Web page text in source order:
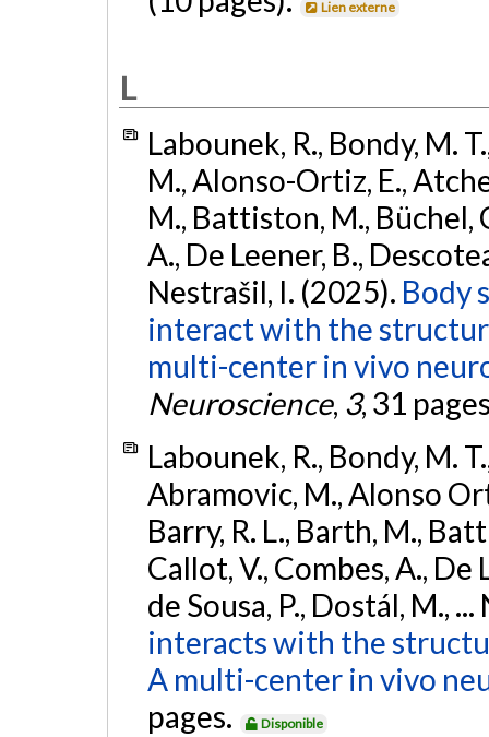
Lien externe
L
Labounek, R., Bondy, M.
M., Alonso-Ortiz, E.,
M., Battiston, M., Büchel,
A., De Leener, B.,
Nestrašil, I. (2025). Body
interact with the
multi-center in vivo
Neuroscience, 3, 31
Labounek, R., Bondy, M.
Abramovic, M., Alonso
Barry, R. L., Barth, M.,
Callot, V., Combes, A.,
de Sousa, P., Dostál, M.,
interacts with the
A multi-center in vivo
pages.
Disponible